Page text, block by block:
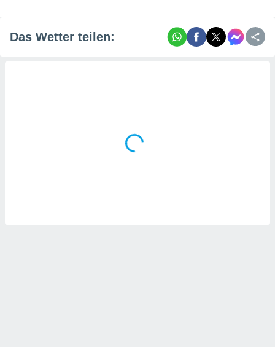
Das Wetter teilen: